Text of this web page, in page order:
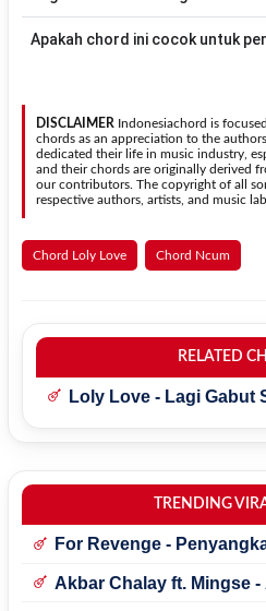
kunci dasarC. Jika ingin mengikuti nada
kebutuhan.
Transpose (bawah)untuk
Apakah chord ini cocok untuk
dipelajari oleh pemula tanpa
DISCLAIMER Indonesiachord is
chords as an appreciation to the
dedicated their life in music industry,
and their chords are originally derived
our contributors. The copyright of all
respective authors, artists, and music
Chord Loly Love Chord Ncum
RELATED
Loly Love - Lagi Gabut
TRENDING
For Revenge -
Akbar Chalay ft. Mingse